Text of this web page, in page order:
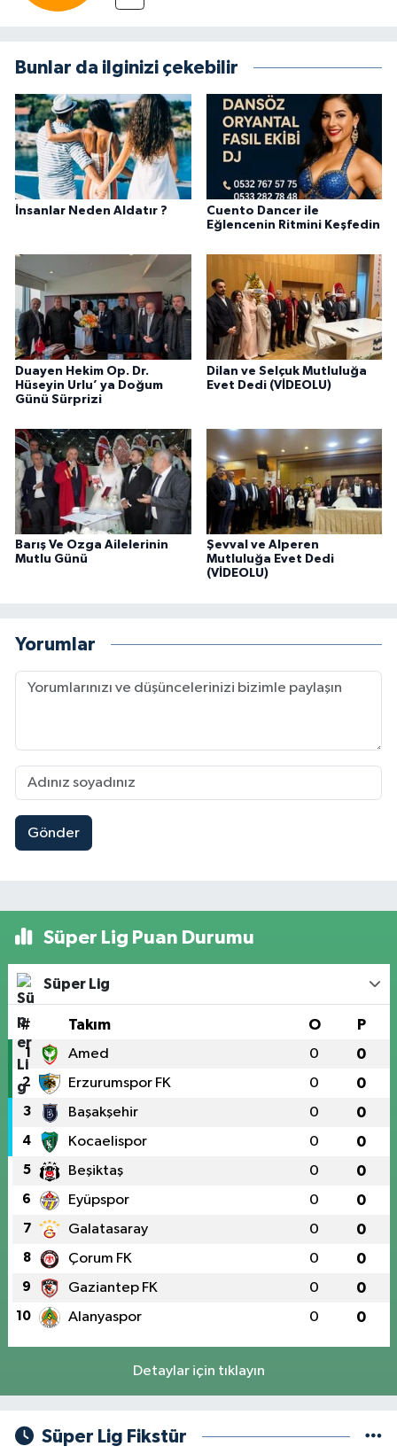
Bunlar da ilginizi çekebilir
İnsanlar Neden Aldatır ?
Cuento Dancer ile
Eğlencenin Ritmini Keşfedin
Duayen Hekim Op. Dr.
Hüseyin Urlu’ ya Doğum
Günü Sürprizi
Dilan ve Selçuk Mutluluğa
Evet Dedi (VİDEOLU)
Barış Ve Ozga Ailelerinin
Mutlu Günü
Şevval ve Alperen
Mutluluğa Evet Dedi
(VİDEOLU)
Yorumlar
Gönder
Süper Lig Puan Durumu
Süper Lig
# Takım O P
1 Amed 0 0
2 Erzurumspor FK 0 0
3 Başakşehir 0 0
4 Kocaelispor 0 0
5 Beşiktaş 0 0
6 Eyüpspor 0 0
7 Galatasaray 0 0
8 Çorum FK 0 0
9 Gaziantep FK 0 0
10 Alanyaspor 0 0
Detaylar için tıklayın
Süper Lig Fikstür